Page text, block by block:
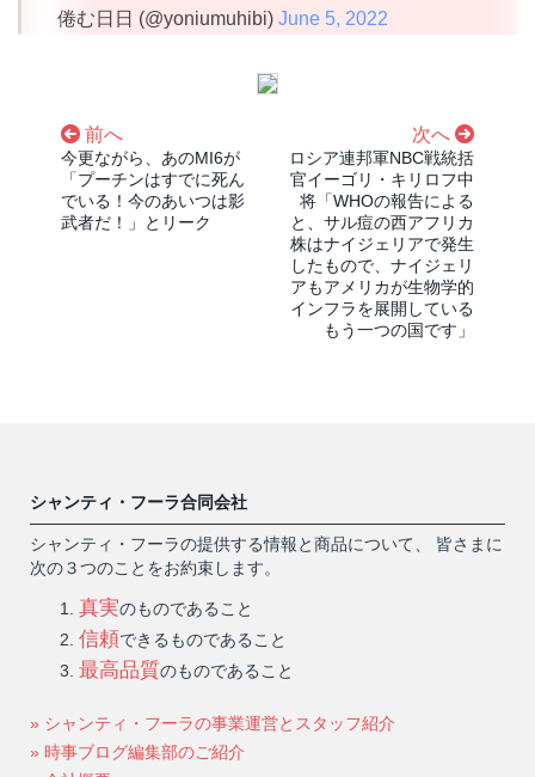
倦む日日 (@yoniumuhibi) June 5, 2022
前へ
今更ながら、あのMI6が
「プーチンはすでに死ん
でいる！今のあいつは影
武者だ！」とリーク
次へ
ロシア連邦軍NBC戦統括
官イーゴリ・キリロフ中
将「WHOの報告による
と、サル痘の西アフリカ
株はナイジェリアで発生
したもので、ナイジェリ
アもアメリカが生物学的
インフラを展開している
もう一つの国です」
シャンティ・フーラ合同会社
シャンティ・フーラの提供する情報と商品について、 皆さまに
次の３つのことをお約束します。
真実のものであること
信頼できるものであること
最高品質のものであること
» シャンティ・フーラの事業運営とスタッフ紹介
» 時事ブログ編集部のご紹介